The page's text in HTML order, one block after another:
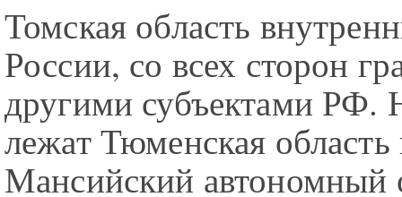
Томская область
России, со всех сторон
другими субъектами РФ.
лежат Тюменская
Мансийский автономный